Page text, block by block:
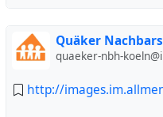
Quäker
quaeker-nbh-
http://